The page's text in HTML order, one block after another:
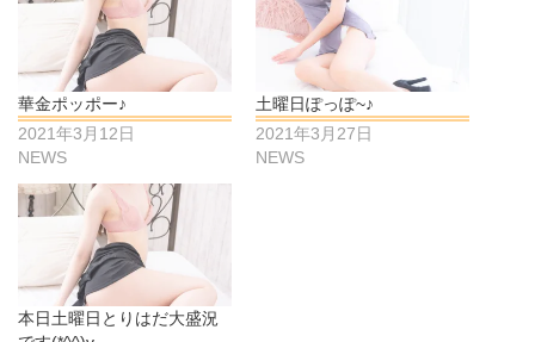
華金ポッポー♪
2021年3月12日
NEWS
土曜日ぽっぽ~♪
2021年3月27日
NEWS
本日土曜日とりはだ大盛況